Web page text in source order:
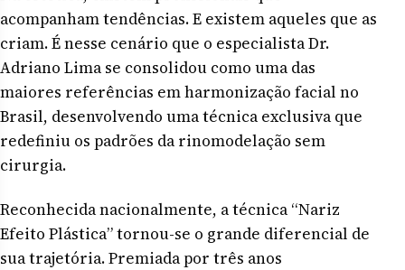
acompanham tendências. E existem aqueles que as
criam. É nesse cenário que o especialista Dr.
Adriano Lima se consolidou como uma das
maiores referências em harmonização facial no
Brasil, desenvolvendo uma técnica exclusiva que
redefiniu os padrões da rinomodelação sem
cirurgia.
Reconhecida nacionalmente, a técnica “Nariz
Efeito Plástica” tornou-se o grande diferencial de
sua trajetória. Premiada por três anos